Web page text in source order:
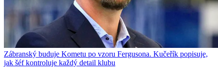
Zábranský buduje Kometu po vzoru Fergusona. Kučeřík popisuje,
jak šéf kontroluje každý detail klubu